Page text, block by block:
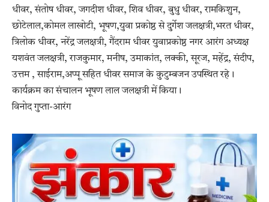
धीवर, संतोष धीवर, जगदीश धीवर, शिव धीवर, बुधु धीवर, रामकिशुन,
छोटेलाल,कोमल लाखोटी, भूषण,युवा प्रकोष्ठ से दुर्गेश जलक्षत्री,भरत धीवर,
त्रिलोक धीवर, नरेंद्र जलक्षत्री, गैंदराम धीवर युवाप्रकोष्ठ नगर आरंग अध्यक्ष
यशवंत जलक्षत्री, राजकुमार, मनीष, उमाकांत, लक्की, सूरज, महेंद्र, संदीप,
उत्तम , साईराम,अप्पू सहित धीवर समाज के कुटुम्बजन उपस्थित रहे।
कार्यक्रम का संचालन भूषण लाल जलक्षत्री में किया।
विनोद गुप्ता-आरंग